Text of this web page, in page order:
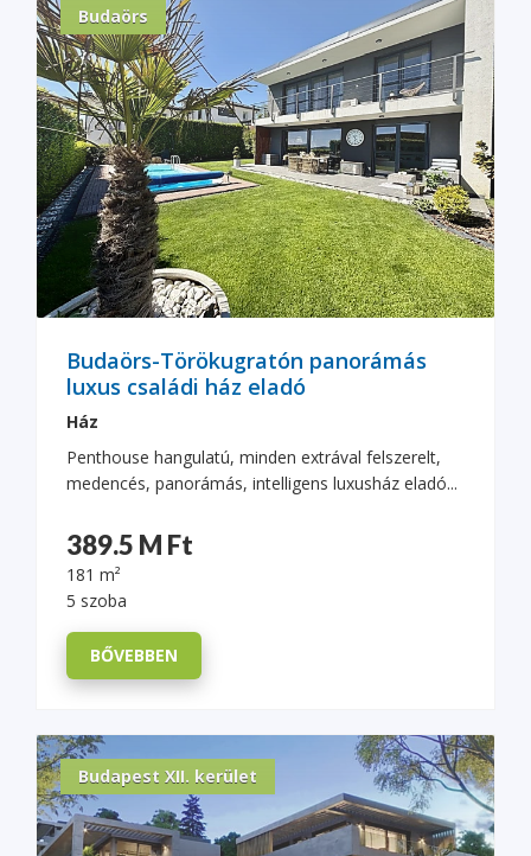
Budaörs
Budaörs-Törökugratón panorámás
luxus családi ház eladó
Ház
Penthouse hangulatú, minden extrával felszerelt,
medencés, panorámás, intelligens luxusház eladó...
389.5 M Ft
181 m²
5 szoba
BŐVEBBEN
Budapest XII. kerület